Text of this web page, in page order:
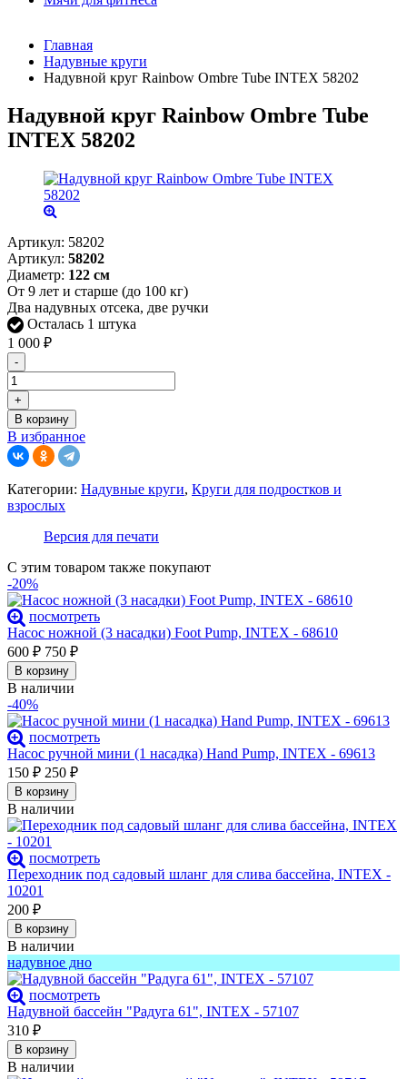
Главная
Надувные круги
Надувной круг Rainbow Ombre Tube INTEX 58202
Надувной круг Rainbow Ombre Tube
INTEX 58202
Артикул: 58202
Артикул: 58202
Диаметр: 122 см
От 9 лет и старше (до 100 кг)
Два надувных отсека, две ручки
Осталась 1 штука
1 000 ₽
-
+
В корзину
В избранное
Категории: Надувные круги, Круги для подростков и
взрослых
Версия для печати
С этим товаром также покупают
-20%
посмотреть
Насос ножной (3 насадки) Foot Pump, INTEX - 68610
600 ₽ 750 ₽
В корзину
В наличии
-40%
посмотреть
Насос ручной мини (1 насадка) Hand Pump, INTEX - 69613
150 ₽ 250 ₽
В корзину
В наличии
посмотреть
Переходник под садовый шланг для слива бассейна, INTEX -
10201
200 ₽
В корзину
В наличии
надувное дно
посмотреть
Надувной бассейн "Радуга 61", INTEX - 57107
310 ₽
В корзину
В наличии